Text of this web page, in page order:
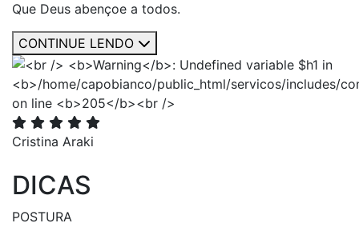
Que Deus abençoe a todos.
CONTINUE LENDO
Cristina Araki
DICAS
POSTURA